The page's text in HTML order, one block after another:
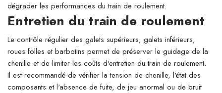
dégrader les performances du train de roulement.
Entretien du train de roulement
Le contrôle régulier des galets supérieurs, galets inférieurs,
roues folles et barbotins permet de préserver le guidage de la
chenille et de limiter les coûts d'entretien du train de roulement.
Il est recommandé de vérifier la tension de chenille, l'état des
composants et l'absence de fuite, de jeu anormal ou de bruit